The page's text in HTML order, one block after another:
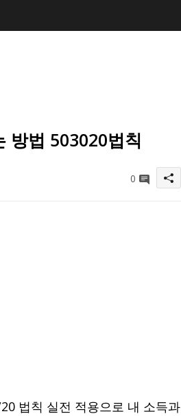
방법 503020법칙
0
법칙 실전 적용으로 내 소득과